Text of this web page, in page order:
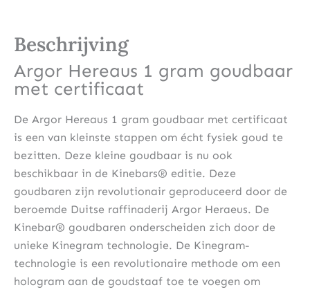
Beschrijving
Argor Hereaus 1 gram goudbaar
met certificaat
De Argor Hereaus 1 gram goudbaar met certificaat
is een van kleinste stappen om écht fysiek goud te
bezitten. Deze kleine goudbaar is nu ook
beschikbaar in de Kinebars® editie. Deze
goudbaren zijn revolutionair geproduceerd door de
beroemde Duitse raffinaderij Argor Heraeus. De
Kinebar® goudbaren onderscheiden zich door de
unieke Kinegram technologie. De Kinegram-
technologie is een revolutionaire methode om een ​​
hologram aan de goudstaaf toe te voegen om